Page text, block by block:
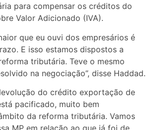
para compensar os créditos do
Valor Adicionado (IVA).
que eu ouvi dos empresários é
E isso estamos dispostos a
tributária. Teve o mesmo
na negociação”, disse Haddad.
do crédito exportação de
pacificado, muito bem
da reforma tributária. Vamos